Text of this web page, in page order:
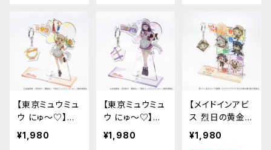
【東京ミュウミュ
ウ にゅ〜♡】ア
クリルキーハン
ガー（歩鈴）
¥1,980
【東京ミュウミュ
ウ にゅ〜♡】ア
クリルキーハン
ガー（ざくろ）
¥1,980
【メイドインアビ
ス 烈日の黄金
郷】アクリルキー
ハンガー
¥1,980